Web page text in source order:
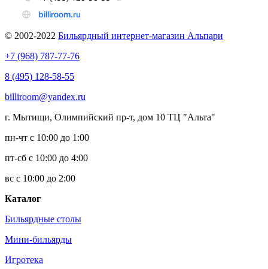
© 2002-2022 Бильярдный интернет-магазин Альпари
+7 (968) 787-77-76
8 (495) 128-58-55
billiroom@yandex.ru
г. Мытищи, Олимпийский пр-т, дом 10 ТЦ "Альта"
пн-чт с 10:00 до 1:00
пт-сб с 10:00 до 4:00
вс с 10:00 до 2:00
Каталог
Бильярдные столы
Мини-бильярды
Игротека